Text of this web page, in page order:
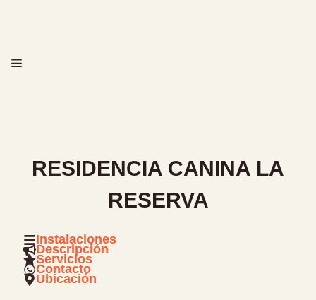
MENÚ
RESIDENCIA CANINA LA
RESERVA
Instalaciones
Descripción
Servicios
Contacto
Ubicación